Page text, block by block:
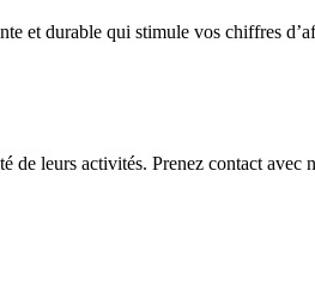
et durable qui stimule vos chiffres
leurs activités. Prenez contact